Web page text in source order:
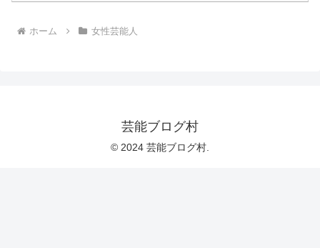
ホーム 女性芸能人
芸能ブログ村
© 2024 芸能ブログ村.